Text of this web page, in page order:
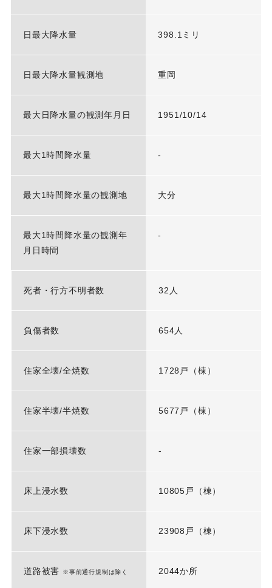
日最大降水量 398.1ミリ
日最大降水量観測地 重岡
最大日降水量の観測年月日 1951/10/14
最大1時間降水量 -
最大1時間降水量の観測地 大分
最大1時間降水量の観測年
月日時間
-
死者・行方不明者数 32人
負傷者数 654人
住家全壊/全焼数 1728戸（棟）
住家半壊/半焼数 5677戸（棟）
住家一部損壊数 -
床上浸水数 10805戸（棟）
床下浸水数 23908戸（棟）
道路被害 ※事前通行規制は除く 2044か所